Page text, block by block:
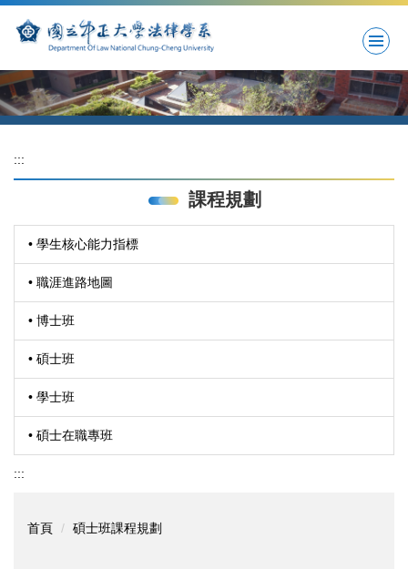
到
要
內
容
區
:::
課程規劃
• 學生核心能力指標
• 職涯進路地圖
• 博士班
• 碩士班
• 學士班
• 碩士在職專班
:::
首頁 碩士班課程規劃